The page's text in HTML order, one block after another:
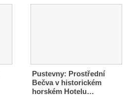
Pustevny: Prostřední
Bečva v historickém
horském Hotelu…